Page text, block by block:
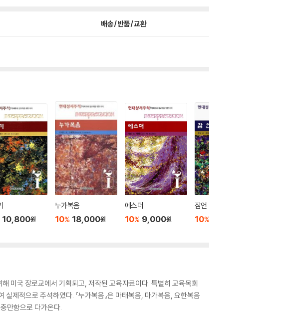
배송/반품/교환
10,800원
누가복음
10% 18,000원
에스더
10% 9,000원
잠언
10%
미국 장로교에서 기획되고, 저작된 교육자료이다. 특별히 교육목회
제적으로 주석하였다. 『누가복음』은 마태복음, 마가복음, 요한복음
만함으로 다가온다.